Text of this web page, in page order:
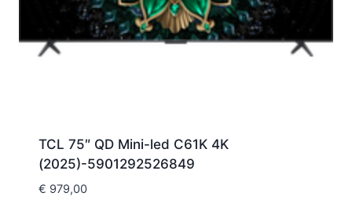
TCL 75″ QD Mini-led C61K 4K
(2025)-5901292526849
€ 979,00